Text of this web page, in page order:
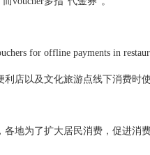
for offline payments in
店以及文化旅游点线下消费时
各地为了扩大居民消费，促进消